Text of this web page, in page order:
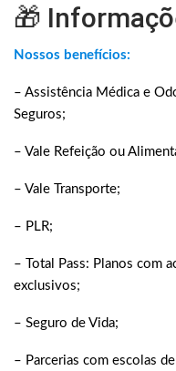
🎁
Nossos benefícios:
– Assistência Médica e
Seguros;
– Vale Refeição ou
– Vale Transporte;
– PLR;
– Total Pass: Planos com
exclusivos;
– Seguro de Vida;
– Parcerias com escolas